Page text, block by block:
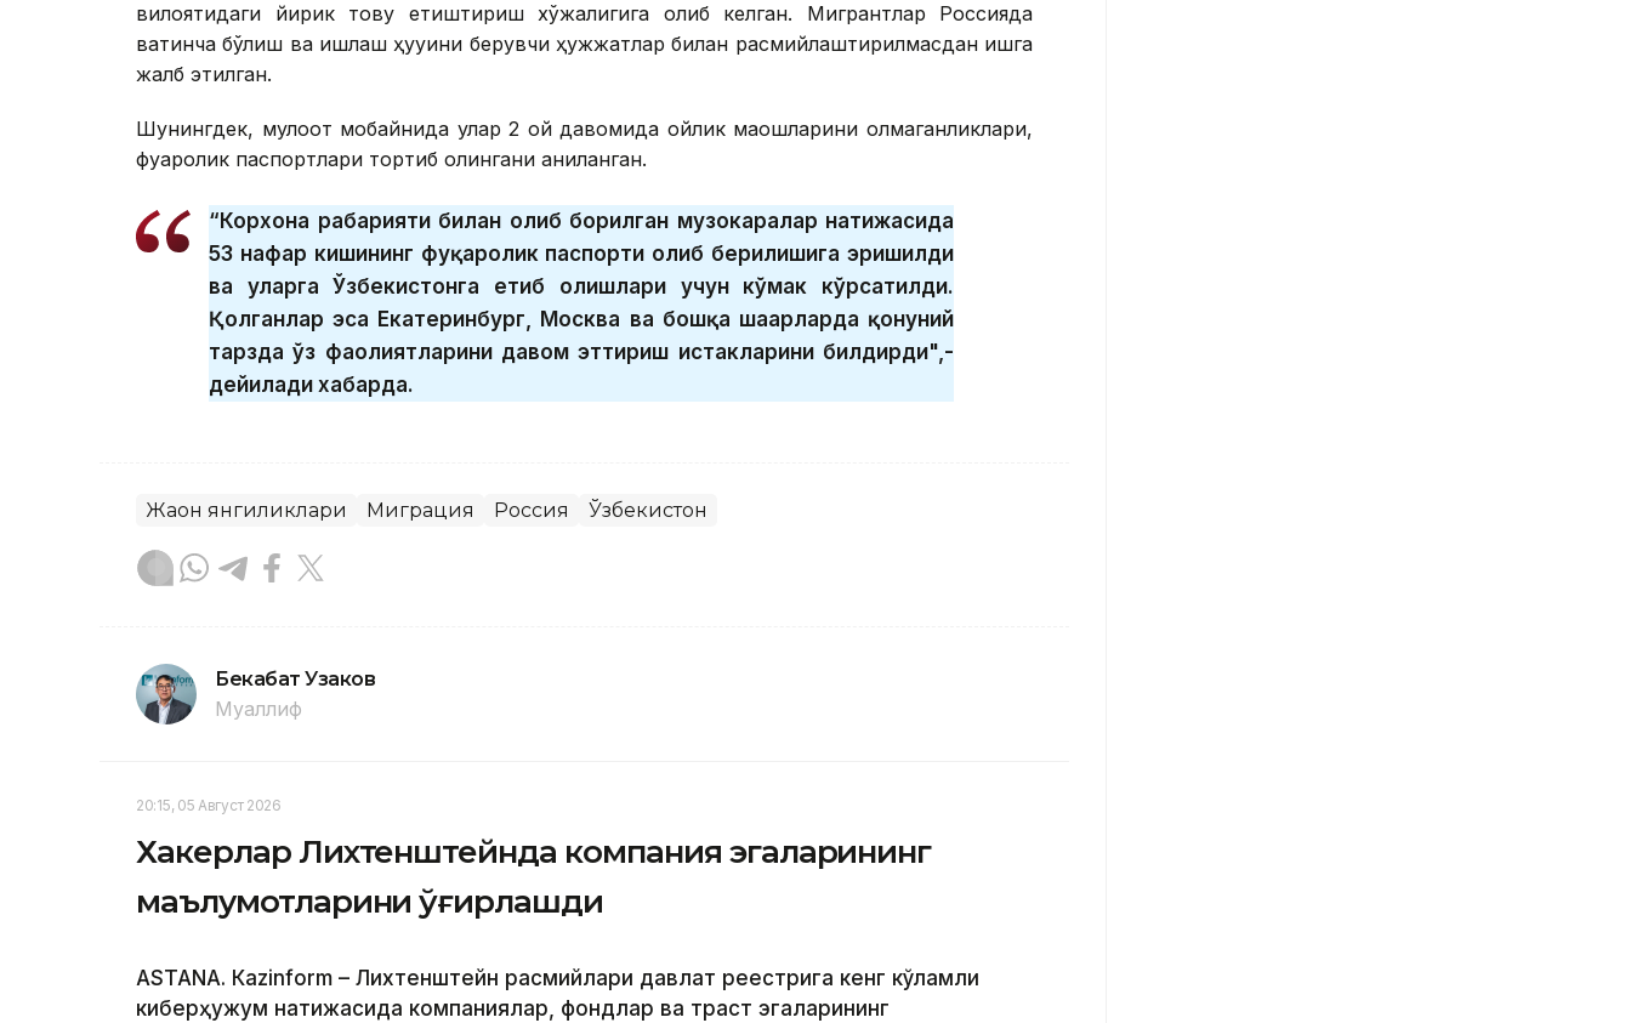
вилоятидаги йирик товуқ етиштириш хўжалигига олиб келган. Мигрантлар Россияда
вақтинча бўлиш ва ишлаш ҳуқуқини берувчи ҳужжатлар билан расмийлаштирилмасдан ишга
жалб этилган.
Шунингдек, мулоқот мобайнида улар 2 ой давомида ойлик маошларини олмаганликлари,
фуқаролик паспортлари тортиб олингани аниқланган.
“Корхона раҳбарияти билан олиб борилган музокаралар натижасида
53 нафар кишининг фуқаролик паспорти олиб берилишига эришилди
ва уларга Ўзбекистонга етиб олишлари учун кўмак кўрсатилди.
Қолганлар эса Екатеринбург, Москва ва бошқа шаҳарларда қонуний
тарзда ўз фаолиятларини давом эттириш истакларини билдирди",-
дейилади хабарда.
Жаҳон янгиликлари Миграция Россия Ўзбекистон
Бекабат Узаков
Муаллиф
20:15, 05 Август 2026
Хакерлар Лихтенштейнда компания эгаларининг
маълумотларини ўғирлашди
ASTANА. Кazinform – Лихтенштейн расмийлари давлат реестрига кенг кўламли
киберҳужум натижасида компаниялар, фондлар ва траст эгаларининг